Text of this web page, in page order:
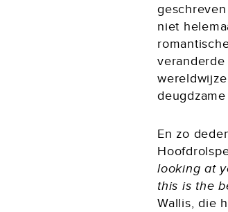
niet
En zo
looking at
this is the
Wallis, die